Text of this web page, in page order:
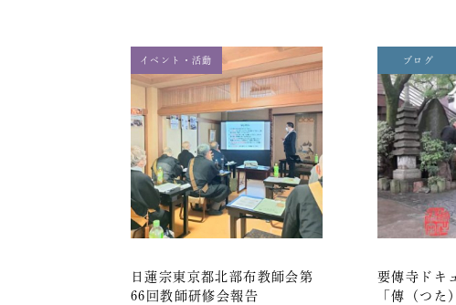
イベント・活動
日蓮宗東京都北部布教師会第
66回教師研修会報告
ブログ
要傳寺ドキ
「傳（つた